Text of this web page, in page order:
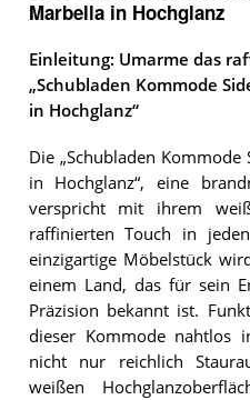
Marbella in Hochglanz
Einleitung: Umarme das
„Schubladen Kommode
in Hochglanz“
Die „Schubladen
in Hochglanz“, eine
verspricht mit ihrem
raffinierten Touch in
einzigartige Möbelstück
einem Land, das für sein
Präzision bekannt ist.
dieser Kommode nahtlos
nicht nur reichlich
weißen